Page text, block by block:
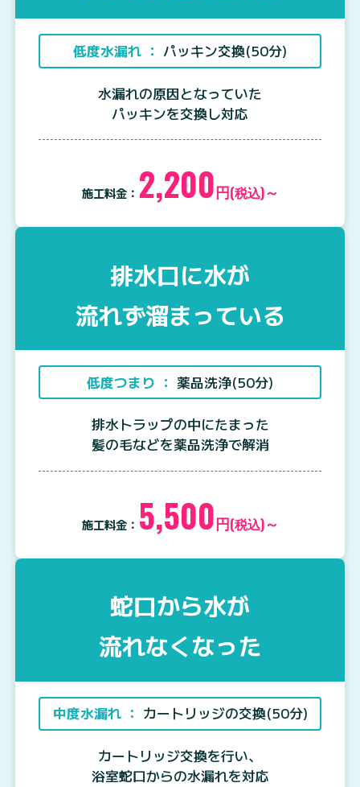
低度水漏れ ： パッキン交換(50分)
水漏れの原因となっていた
パッキンを交換し対応
施工料金： 2,200円(税込)～
排水口に水が
流れず溜まっている
低度つまり ： 薬品洗浄(50分)
排水トラップの中にたまった
髪の毛などを薬品洗浄で解消
施工料金： 5,500円(税込)～
蛇口から水が
流れなくなった
中度水漏れ ： カートリッジの交換(50分)
カートリッジ交換を行い、
浴室蛇口からの水漏れを対応